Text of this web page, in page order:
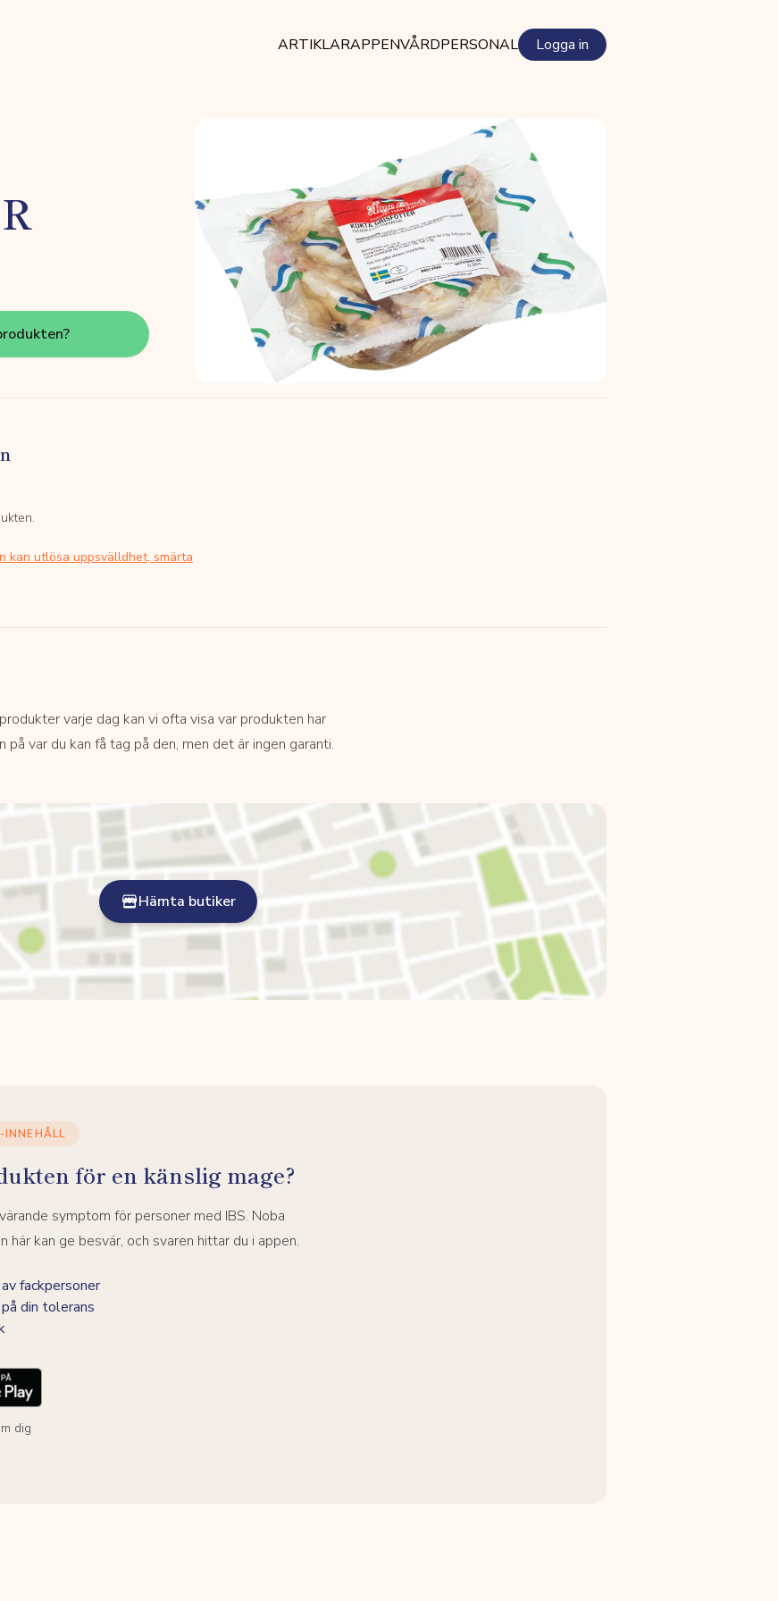
ARTIKLARAPPENVÅRDPERSONAL Logga in
kan utlösa uppsvälldhet, smärta
varje dag kan vi ofta visa var produkten har
var du kan få tag på den, men det är ingen garanti.
Hämta butiker
INNEHÅLL
för en känslig mage?
symptom för personer med IBS. Noba
kan ge besvär, och svaren hittar du i appen.
fackpersoner
din tolerans
dig